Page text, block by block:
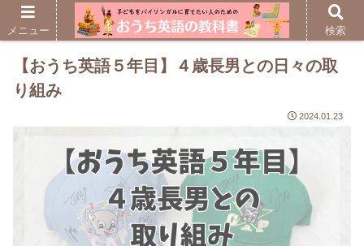
【おうち英語５年目】４歳長男との日々の取
り組み
2024.01.23
メニュー 検索